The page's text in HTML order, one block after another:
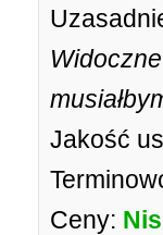
Jakość
Ceny: